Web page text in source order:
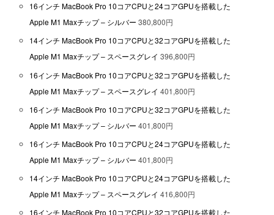
16インチ MacBook Pro 10コアCPUと24コアGPUを搭載した
Apple M1 Maxチップ – シルバー 380,800円
14インチ MacBook Pro 10コアCPUと32コアGPUを搭載した
Apple M1 Maxチップ – スペースグレイ 396,800円
16インチ MacBook Pro 10コアCPUと32コアGPUを搭載した
Apple M1 Maxチップ – スペースグレイ 401,800円
16インチ MacBook Pro 10コアCPUと32コアGPUを搭載した
Apple M1 Maxチップ – シルバー 401,800円
16インチ MacBook Pro 10コアCPUと24コアGPUを搭載した
Apple M1 Maxチップ – シルバー 401,800円
14インチ MacBook Pro 10コアCPUと24コアGPUを搭載した
Apple M1 Maxチップ – スペースグレイ 416,800円
16インチ MacBook Pro 10コアCPUと32コアGPUを搭載した